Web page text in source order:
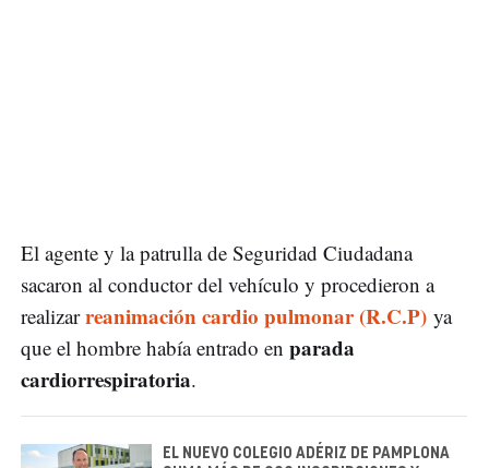
El agente y la patrulla de Seguridad Ciudadana
sacaron al conductor del vehículo y procedieron a
realizarreanimación cardio pulmonar (R.C.P) ya
que el hombre había entrado en parada
cardiorrespiratoria.
EL NUEVO COLEGIO ADÉRIZ DE PAMPLONA